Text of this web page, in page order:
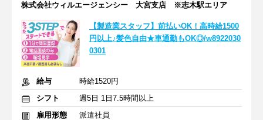
株式会社ウィルエージェンシー 大宮支店 ※志木駅エリア
【製造業スタッフ】前払いOK！高時給1500
円以上♪髪色自由★車通勤もOK◎/w8922030
0301
給与
時給1520円
シフト
週5日 1日7.5時間以上
雇用形態
派遣社員